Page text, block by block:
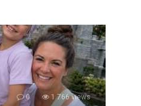
0 1 766 views